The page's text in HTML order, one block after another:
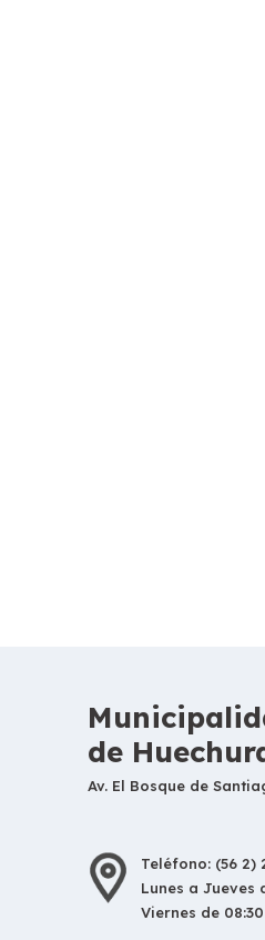
de
Av. El Bosque de
Teléfono: (56 2)
Lunes a Jueves
Viernes de